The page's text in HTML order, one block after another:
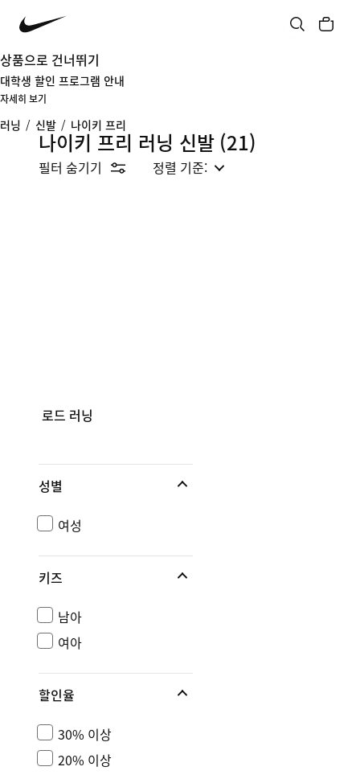
상품으로 건너뛰기
대학생 할인 프로그램 안내
자세히 보기
러닝 / 신발 / 나이키 프리
나이키 프리 러닝 신발 (21)
필터 숨기기 정렬 기준:
로드 러닝
성별
여성
키즈
남아
여아
할인율
30% 이상
20% 이상